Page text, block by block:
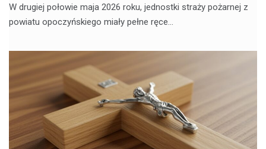
W drugiej połowie maja 2026 roku, jednostki straży pożarnej z
powiatu opoczyńskiego miały pełne ręce…